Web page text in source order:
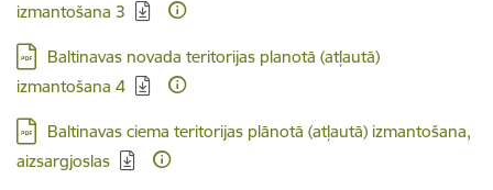
izmantošana 3
Lejupielādēt:
Baltinavas novada teritorijas planotā (atļautā)
izmantošana 4
Lejupielādēt:
Baltinavas ciema teritorijas plānotā (atļautā) izmantošana,
aizsargjoslas